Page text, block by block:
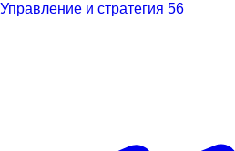
Управление и стратегия 56